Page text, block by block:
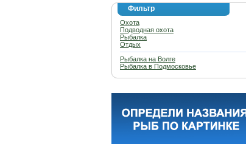
Фильтр
Охота
Подводная охота
Рыбалка
Отдых
Рыбалка на Волге
Рыбалка в Подмосковье